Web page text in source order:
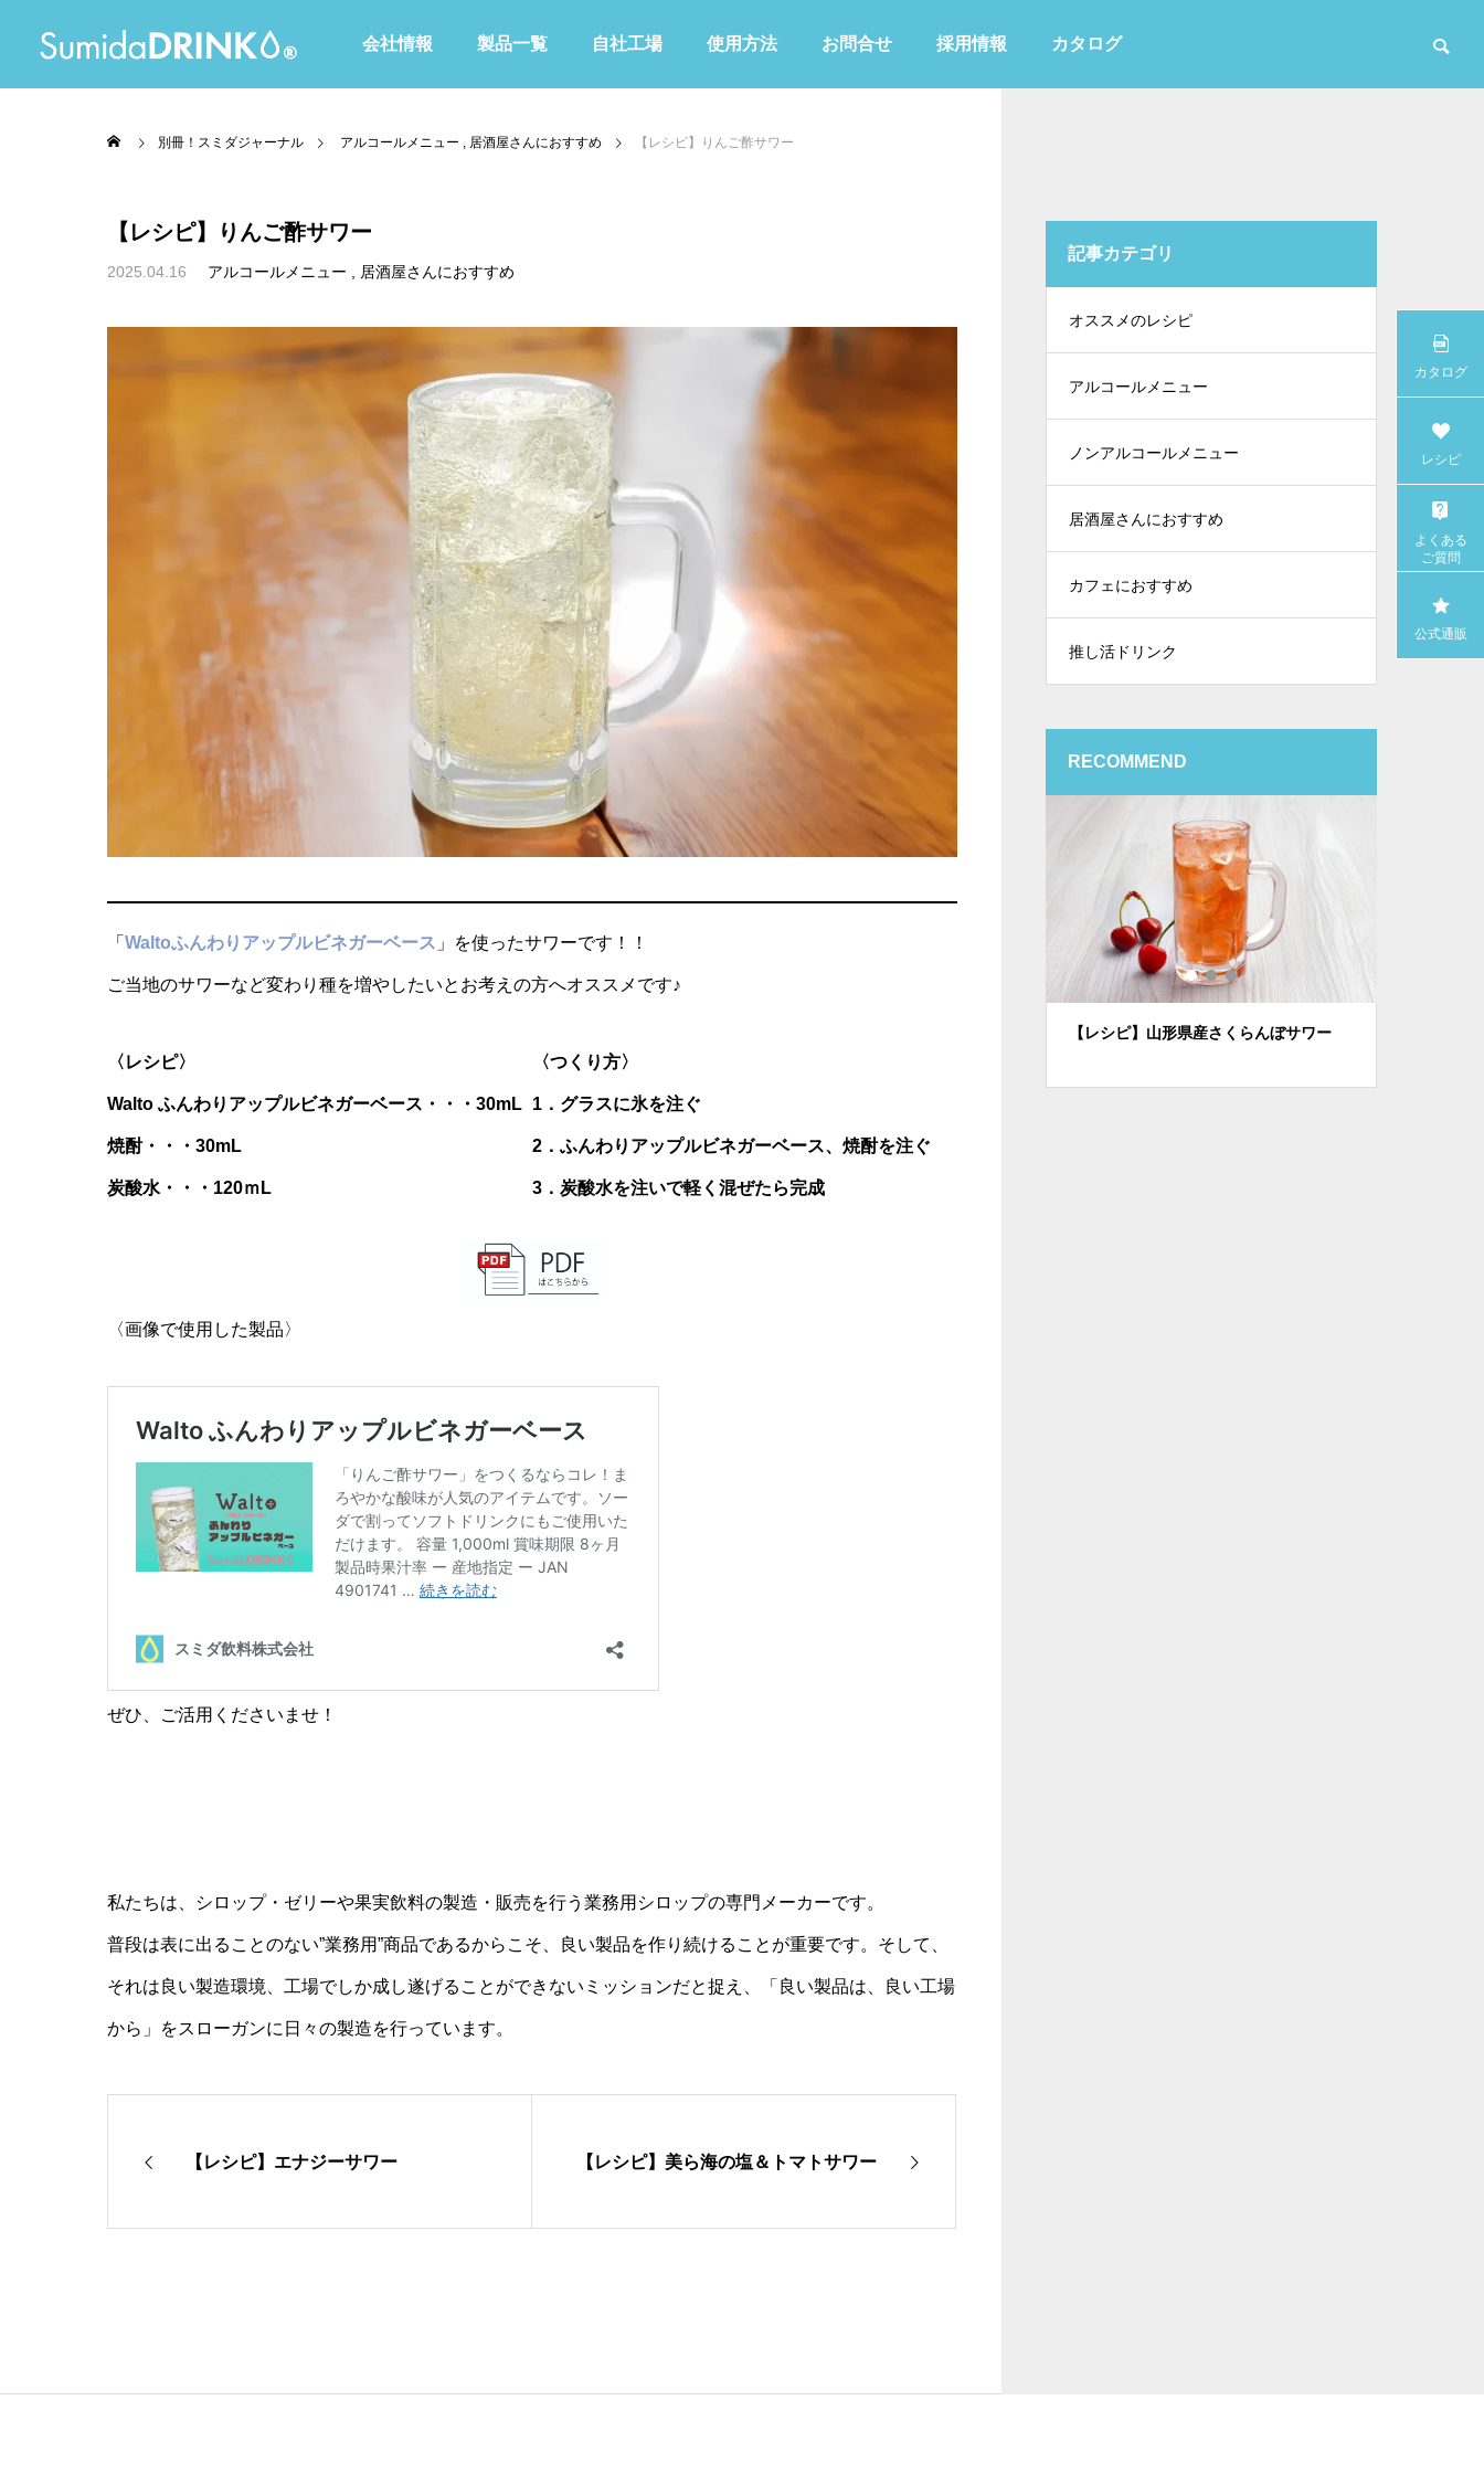
会社情報 製品一覧 自社工場 使用方法 お問合せ 採用情報 カタログ
全て Waltoシリーズ
黄・オレンジ色 青色 白・無色
別冊！スミダジャーナル アルコールメニュー 居酒屋さんにおすすめ 【レシピ】りんご酢サワー
【レシピ】りんご酢サワー
2025.04.16 アルコールメニュー 居酒屋さんにおすすめ
「 Waltoふんわりアップルビネガーベース 」を使ったサワーです！！
ご当地のサワーなど変わり種を増やしたいとお考えの方へオススメです♪
〈レシピ〉
Walto ふんわりアップルビネガーベース・・・30mL
焼酎・・・30mL
炭酸水・・・120ｍL
〈つくり方〉
1．グラスに氷を注ぐ
2．ふんわりアップルビネガーベース、焼酎を注ぐ
3．炭酸水を注いで軽く混ぜたら完成
〈画像で使用した製品〉
ぜひ、ご活用くださいませ！
私たちは、シロップ・ゼリーや果実飲料の製造・販売を行う業務用シロップの専門メーカーです。
普段は表に出ることのない”業務用”商品であるからこそ、良い製品を作り続けることが重要です。そして、
それは良い製造環境、工場でしか成し遂げることができないミッションだと捉え、「良い製品は、良い工場
から」をスローガンに日々の製造を行っています。
【レシピ】エナジーサワー 【レシピ】美ら海の塩＆トマトサワー
記事カテゴリ
オススメのレシピ
アルコールメニュー
ノンアルコールメニュー
居酒屋さんにおすすめ
カフェにおすすめ
推し活ドリンク
RECOMMEND
【レシピ】山形県産さくらんぼサワー
カタログ
レシピ
よくある
ご質問
公式通販